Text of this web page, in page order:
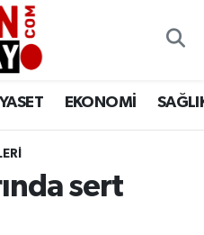
EKONOMİ
sert